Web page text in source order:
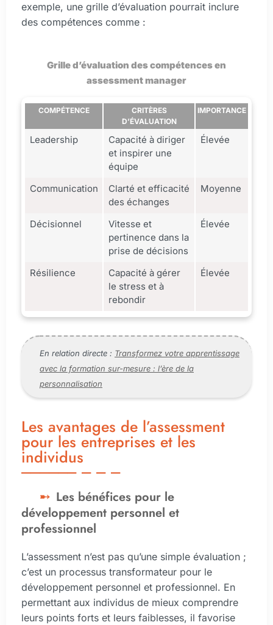
exemple, une grille d’évaluation pourrait inclure
des compétences comme :
Grille d’évaluation des compétences en
assessment manager
COMPÉTENCE
CRITÈRES
D’ÉVALUATION
IMPORTANCE
Leadership
Capacité à diriger
et inspirer une
équipe
Élevée
Communication
Clarté et efficacité
des échanges
Moyenne
Décisionnel
Vitesse et
pertinence dans la
prise de décisions
Élevée
Résilience
Capacité à gérer
le stress et à
rebondir
Élevée
En relation directe : Transformez votre apprentissage
avec la formation sur-mesure : l’ère de la
personnalisation
Les avantages de l’assessment
pour les entreprises et les
individus
Les bénéfices pour le
développement personnel et
professionnel
L’assessment n’est pas qu’une simple évaluation ;
c’est un processus transformateur pour le
développement personnel et professionnel. En
permettant aux individus de mieux comprendre
leurs points forts et leurs faiblesses, il favorise